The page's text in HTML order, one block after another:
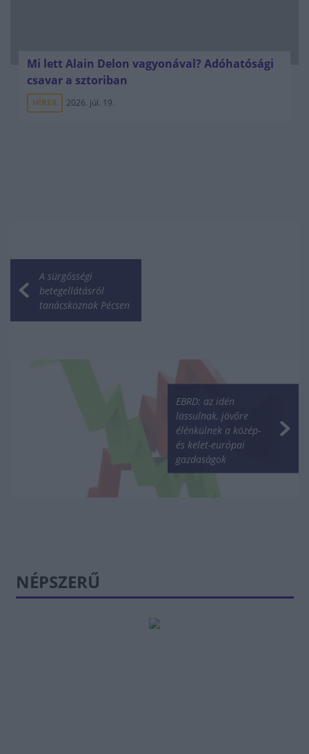
Mi lett Alain Delon vagyonával? Adóhatósági
csavar a sztoriban
HÍREK 2026. júl. 19.
A sürgősségi
betegellátásról
tanácskoznak Pécsen
EBRD: az idén
lassulnak, jövőre
élénkülnek a közép-
és kelet-európai
gazdaságok
NÉPSZERŰ